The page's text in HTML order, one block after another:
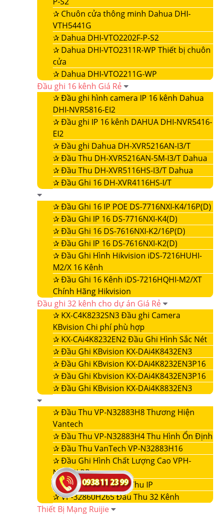
✰ Chuôn cửa thông minh Dahua DHI-
VTH5441G
✰ Dahua DHI-VTO2202F-P-S2
✰ Dahua DHI-VTO2311R-WP Thiết bị chuôn
cửa
✰ Dahua DHI-VTO2211G-WP
Đầu ghi 16 kênh Giá Rẻ
✰Đầu ghi hình camera IP 16 kênh Dahua
DHI-NVR5816-EI2
✰Đầu ghi IP 16 kênh DAHUA DHI-NVR5416-
EI2
✰Đầu ghi Dahua DH-XVR5216AN-I3/T
✰Đầu Thu DH-XVR5216AN-5M-I3/T Dahua
✰Đầu Thu DH-XVR5116HS-I3/T Dahua
✰Đầu Ghi 16 DH-XVR4116HS-I/T
✰Đầu Ghi 16 IP POE DS-7716NXI-K4/16P(D)
✰Đầu Ghi IP 16 DS-7716NXI-K4(D)
✰Đầu Ghi 16 DS-7616NXI-K2/16P(D)
✰Đầu Ghi IP 16 DS-7616NXI-K2(D)
✰Đầu Ghi Hình Hikvision iDS-7216HUHI-
M2/X 16 Kênh
✰Đầu Ghi 16 Kênh iDS-7216HQHI-M2/XT
Chính Hãng Hikvision
Đầu ghi 32 kênh cho dự án Giá Rẻ
✰ KX-C4K8232SN3 Đầu ghi Camera
KBvision Chi phí phù hợp
✰ KX-CAi4K8232EN2 Đầu Ghi Hình Sắc Nét
✰Đầu Ghi KBvision KX-DAi4K8432EN3
✰Đầu Ghi KBvision KX-DAi4K8232EN3P16
✰Đầu Ghi Kbvision KX-DAi4K8432EN3P16
✰Đầu Ghi KBvision KX-DAi4K8832EN3
✰Đầu Thu VP-N32883H8 Thương Hiện
Vantech
✰Đầu Thu VP-N32883H4 Thu Hình Ổn Định
✰Đầu Thu VanTech VP-N32883H16
✰Đầu Ghi Hình Chất Lượng Cao VPH-
N4432LPR
✰ VP-32860NVR Đầu Thu IP
✰VP-32860H265 Đầu Thu 32 Kênh
Thiết Bị Mạng Ruijie